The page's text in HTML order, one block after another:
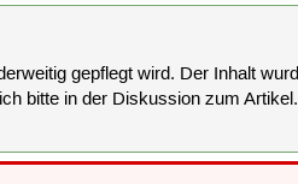
gepflegt wird. Der Inhalt
bitte in der Diskussion zum